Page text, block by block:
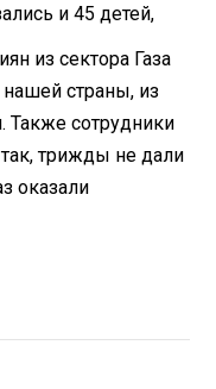
и 45 детей,
из сектора Газа
страны, из
Также сотрудники
трижды не дали
оказали